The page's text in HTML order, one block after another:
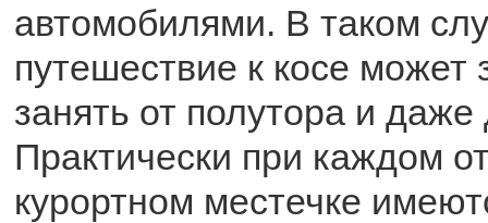
автомобилями. В таком
путешествие к косе может
занять от полутора и даже
Практически при каждом
курортном местечке